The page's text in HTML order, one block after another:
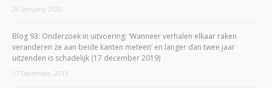
26 January, 2020
Blog 93: Onderzoek in uitvoering: ‘Wanneer verhalen elkaar raken
veranderen ze aan beide kanten meteen’ en langer dan twee jaar
uitzenden is schadelijk (17 december 2019)
17 December, 2019